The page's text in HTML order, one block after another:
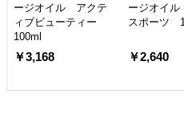
ージオイル アクテ
ィブビューティー
100ml
￥3,168
ージオイ
スポーツ
￥2,640